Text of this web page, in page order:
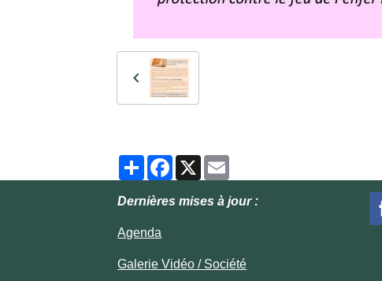
PartagerFacebook
X
Dernières mises à jour :
Agenda
Galerie Vidéo / Société